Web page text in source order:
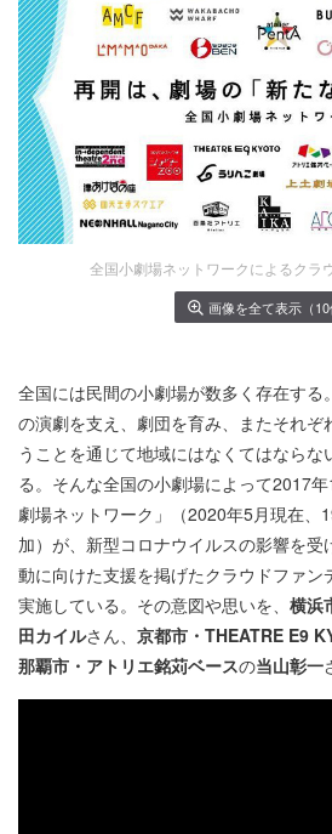
全国小劇場ネットワークによるクラ
画像を全て表示（10
全国には民間の小劇場が数多く存在する
の演劇を支え、劇団を育み、またそれぞ
うことを通じて地域にはなくてはなら
る。そんな全国の小劇場によって2017
劇場ネットワーク」（2020年5月現在、
加）が、新型コロナウイルスの影響を
動に向けた支援を掲げたクラウドファン
実施している。その意図や思いを、 横浜
田カイルさん、 京都市・THEATRE E9
那覇市・アトリエ銘苅ベースの当山彰一